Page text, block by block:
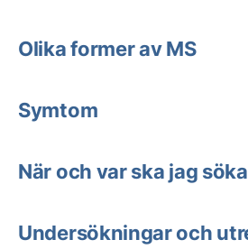
Olika former av MS
Symtom
När och var ska jag
Undersökningar och